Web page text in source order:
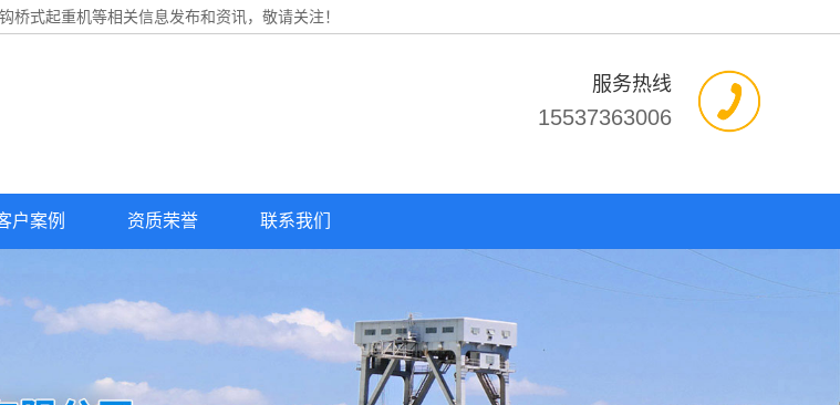
桥式起重机等相关信息发布和资讯，敬请关注！
服务热线
15537363006
户案例 资质荣誉 联系我们